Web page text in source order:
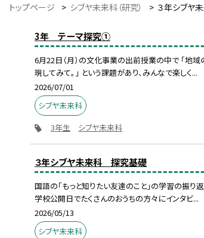
トップページ > シブヤ未来科（研究） > ３年シブヤ
3年 テーマ探究①
6月22日（月）の文化事業の出前授業の中で 「地
現してみて。」 という課題があり、みんなで楽しく...
2026/07/01
シブヤ未来科
3年生
シブヤ未来科
３年シブヤ未来科 探究基礎
国語の「もっと知りたい友達のこと」の学習の振り
学校公開日でたくさんのおうちの方々にインタビ...
2026/05/13
シブヤ未来科